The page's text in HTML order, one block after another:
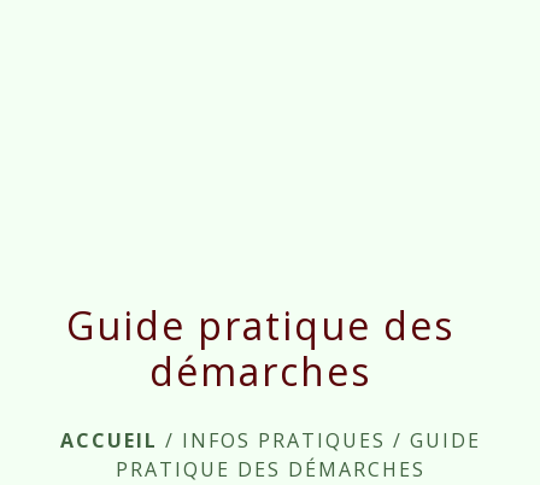
Guide pratique des
démarches
ACCUEIL / INFOS PRATIQUES / GUIDE
PRATIQUE DES DÉMARCHES